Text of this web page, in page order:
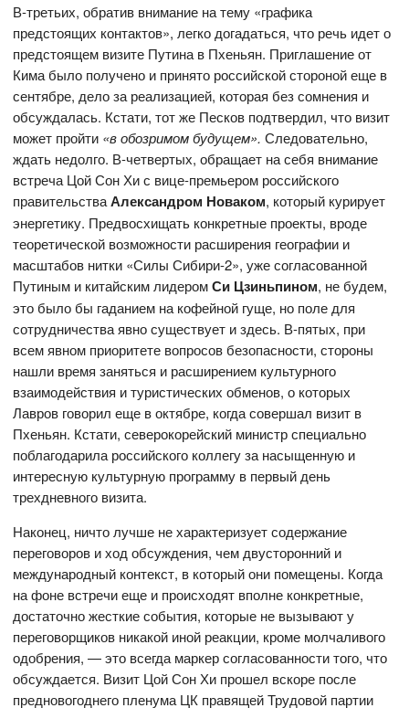
В-третьих, обратив внимание на тему «графика
предстоящих контактов», легко догадаться, что речь идет о
предстоящем визите Путина в Пхеньян. Приглашение от
Кима было получено и принято российской стороной еще в
сентябре, дело за реализацией, которая без сомнения и
обсуждалась. Кстати, тот же Песков подтвердил, что визит
может пройти «в обозримом будущем». Следовательно,
ждать недолго. В-четвертых, обращает на себя внимание
встреча Цой Сон Хи с вице-премьером российского
правительстваАлександром Новаком, который курирует
энергетику. Предвосхищать конкретные проекты, вроде
теоретической возможности расширения географии и
масштабов нитки «Силы Сибири-2», уже согласованной
Путиным и китайским лидеромСи Цзиньпином, не будем,
это было бы гаданием на кофейной гуще, но поле для
сотрудничества явно существует и здесь. В-пятых, при
всем явном приоритете вопросов безопасности, стороны
нашли время заняться и расширением культурного
взаимодействия и туристических обменов, о которых
Лавров говорил еще в октябре, когда совершал визит в
Пхеньян. Кстати, северокорейский министр специально
поблагодарила российского коллегу за насыщенную и
интересную культурную программу в первый день
трехдневного визита.
Наконец, ничто лучше не характеризует содержание
переговоров и ход обсуждения, чем двусторонний и
международный контекст, в который они помещены. Когда
на фоне встречи еще и происходят вполне конкретные,
достаточно жесткие события, которые не вызывают у
переговорщиков никакой иной реакции, кроме молчаливого
одобрения, — это всегда маркер согласованности того, что
обсуждается. Визит Цой Сон Хи прошел вскоре после
предновогоднего пленума ЦК правящей Трудовой партии